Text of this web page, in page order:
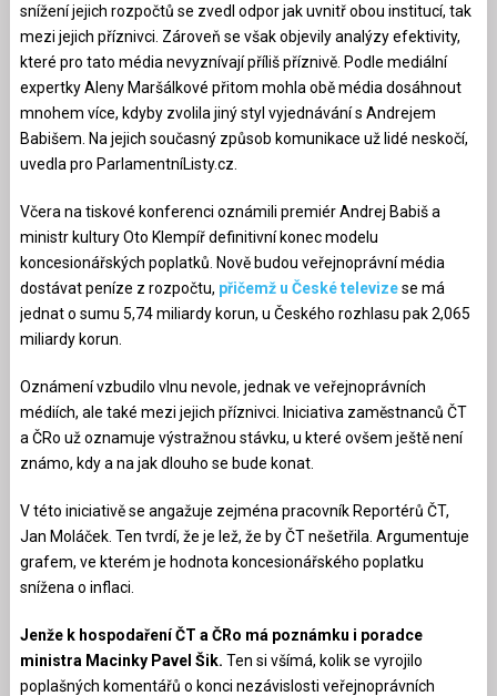
snížení jejich rozpočtů se zvedl odpor jak uvnitř obou institucí, tak
mezi jejich příznivci. Zároveň se však objevily analýzy efektivity,
které pro tato média nevyznívají příliš příznivě. Podle mediální
expertky Aleny Maršálkové přitom mohla obě média dosáhnout
mnohem více, kdyby zvolila jiný styl vyjednávání s Andrejem
Babišem. Na jejich současný způsob komunikace už lidé neskočí,
uvedla pro ParlamentníListy.cz.
Včera na tiskové konferenci oznámili premiér Andrej Babiš a
ministr kultury Oto Klempíř definitivní konec modelu
koncesionářských poplatků. Nově budou veřejnoprávní média
dostávat peníze z rozpočtu, přičemž u České televizese má
jednat o sumu 5,74 miliardy korun, u Českého rozhlasu pak 2,065
miliardy korun.
Oznámení vzbudilo vlnu nevole, jednak ve veřejnoprávních
médiích, ale také mezi jejich příznivci. Iniciativa zaměstnanců ČT
a ČRo už oznamuje výstražnou stávku, u které ovšem ještě není
známo, kdy a na jak dlouho se bude konat.
V této iniciativě se angažuje zejména pracovník Reportérů ČT,
Jan Moláček. Ten tvrdí, že je lež, že by ČT nešetřila. Argumentuje
grafem, ve kterém je hodnota koncesionářského poplatku
snížena o inflaci.
Jenže k hospodaření ČT a ČRo má poznámku i poradce
ministra Macinky Pavel Šik. Ten si všímá, kolik se vyrojilo
poplašných komentářů o konci nezávislosti veřejnoprávních